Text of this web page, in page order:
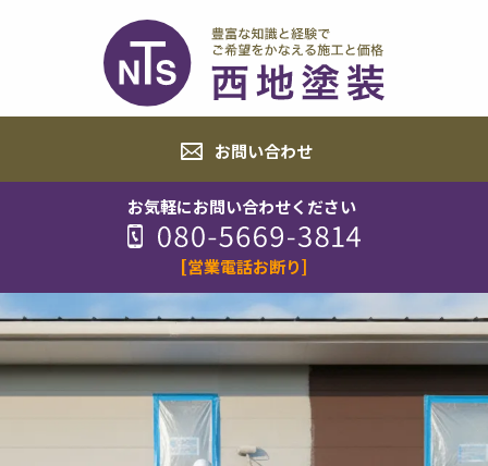
お問い合わせ
お気軽にお問い合わせください
[営業電話お断り]